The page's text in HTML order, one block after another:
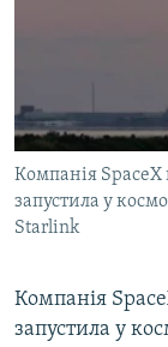
СПЕЦПРОЄКТИ
ПОДКАСТИ
КРИМ РЕАЛІЇ
РУС
КТАТ
Компанія SpaceX
запустила у
Starlink
Компанія
запустила у